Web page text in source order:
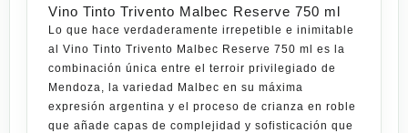
Vino Tinto Trivento Malbec Reserve 750 ml
Lo que hace verdaderamente irrepetible e inimitable
al Vino Tinto Trivento Malbec Reserve 750 ml es la
combinación única entre el terroir privilegiado de
Mendoza, la variedad Malbec en su máxima
expresión argentina y el proceso de crianza en roble
que añade capas de complejidad y sofisticación que